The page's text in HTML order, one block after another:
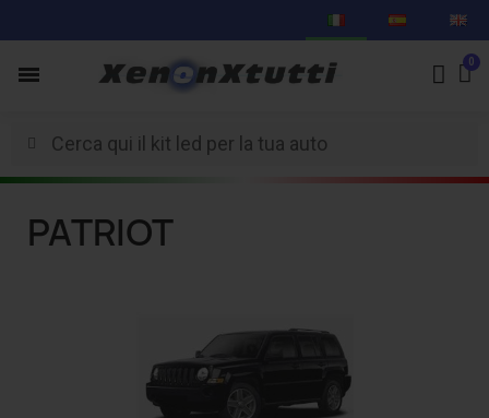
PATRIOT